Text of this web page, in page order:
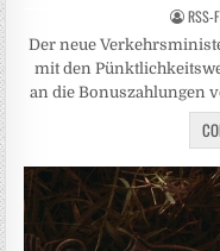
RSS-
Der neue
mit den
an die Bonuszahlungen